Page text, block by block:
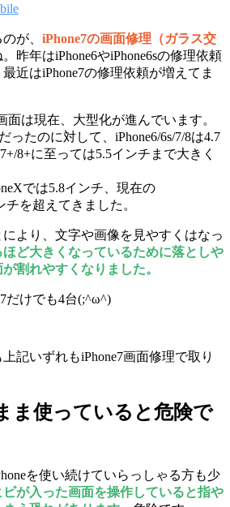
が、 iPhone7の画面修理（ガラス交
昨年はiPhone6やiPhone6sの修理依頼
近はiPhone7の修理依頼が増えてま
面は現在、大型化が進んでいます。
ったのに対して、iPhone6/6s/7/8は4.7
8+に至っては5.5インチまで大きく
では5.8インチ、現在の
チを超えてきました。
より、文字や画像を見やすくはなっ
ほど大きくなっているために落としや
割れやすくなりました。
だけでも4台(;^ω^)
記いずれもiPhone7画面修理で取り
ま使っていると危険で
を使い続けていらっしゃる方も少
ビが入った画面を操作していると指や